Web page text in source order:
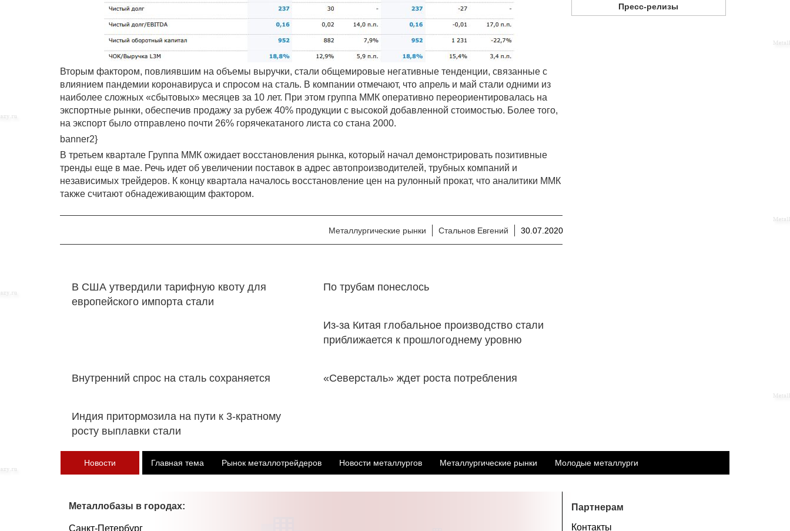
Вторым фактором, повлиявшим на объемы выручки, стали общемировые негативные тенденции, связанные с
влиянием пандемии коронавируса и спросом на сталь. В компании отмечают, что апрель и май стали одними из
наиболее сложных «сбытовых» месяцев за 10 лет. При этом группа ММК оперативно переориентировалась на
экспортные рынки, обеспечив продажу за рубеж 40% продукции с высокой добавленной стоимостью. Более того,
на экспорт было отправлено почти 26% горячекатаного листа со стана 2000.
banner2}
В третьем квартале Группа ММК ожидает восстановления рынка, который начал демонстрировать позитивные
тренды еще в мае. Речь идет об увеличении поставок в адрес автопроизводителей, трубных компаний и
независимых трейдеров. К концу квартала началось восстановление цен на рулонный прокат, что аналитики ММК
также считают обнадеживающим фактором.
Металлургические рынки Стальнов Евгений 30.07.2020
В США утвердили тарифную квоту для
европейского импорта стали
По трубам понеслось
Из-за Китая глобальное производство стали
приближается к прошлогоднему уровню
Внутренний спрос на сталь сохраняется «Северсталь» ждет роста потребления
Индия притормозила на пути к 3-кратному
росту выплавки стали
Пресс-релизы
Новости Главная тема Рынок металлотрейдеров Новости металлургов Металлургические рынки Молодые металлурги
Металлобазы в городах:
Санкт-Петербург
Партнерам
Контакты